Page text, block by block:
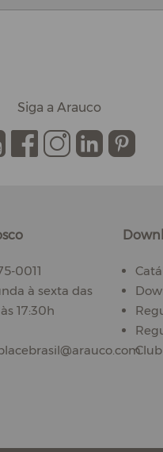
Siga a Arauco
. . . . .
0011
à sexta das
17:30h
Club